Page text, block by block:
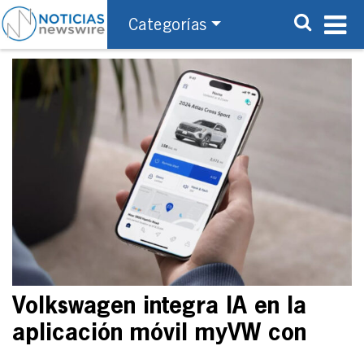
Categorías
Volkswagen integra IA en la
aplicación móvil myVW con